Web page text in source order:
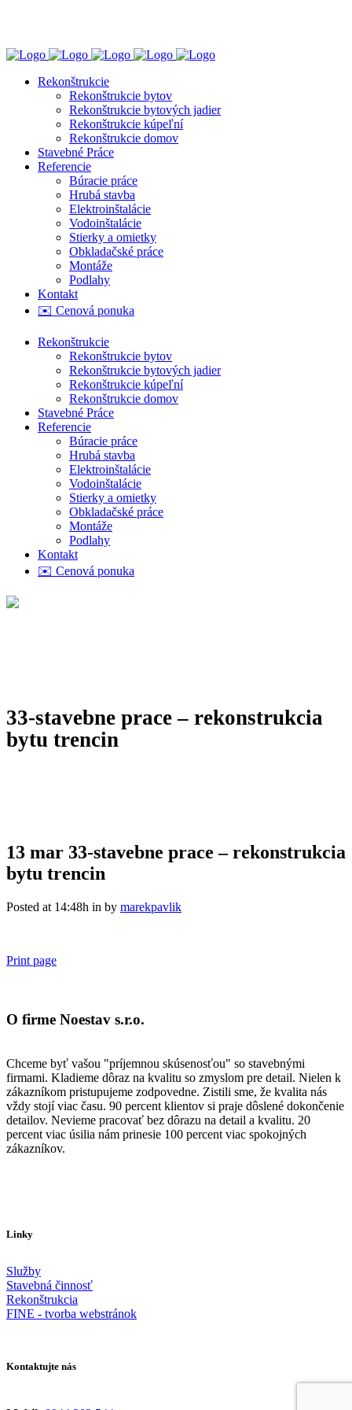
Rekonštrukcie
Rekonštrukcie bytov
Rekonštrukcie bytových jadier
Rekonštrukcie kúpeľní
Rekonštrukcie domov
Stavebné Práce
Referencie
Búracie práce
Hrubá stavba
Elektroinštalácie
Vodoinštalácie
Stierky a omietky
Obkladačské práce
Montáže
Podlahy
Kontakt
✉️ Cenová ponuka
Rekonštrukcie
Rekonštrukcie bytov
Rekonštrukcie bytových jadier
Rekonštrukcie kúpeľní
Rekonštrukcie domov
Stavebné Práce
Referencie
Búracie práce
Hrubá stavba
Elektroinštalácie
Vodoinštalácie
Stierky a omietky
Obkladačské práce
Montáže
Podlahy
Kontakt
✉️ Cenová ponuka
33-stavebne prace – rekonstrukcia
bytu trencin
13 mar 33-stavebne prace – rekonstrukcia
bytu trencin
Posted at 14:48h in by marekpavlik
Print page
O firme Noestav s.r.o.
Chceme byť vašou "príjemnou skúsenosťou" so stavebnými
firmami. Kladieme dôraz na kvalitu so zmyslom pre detail. Nielen k
zákazníkom pristupujeme zodpovedne. Zistili sme, že kvalita nás
vždy stojí viac času. 90 percent klientov si praje dôslené dokončenie
detailov. Nevieme pracovať bez dôrazu na detail a kvalitu. 20
percent viac úsilia nám prinesie 100 percent viac spokojných
zákazníkov.
Linky
Služby
Stavebná činnosť
Rekonštrukcia
FINE - tvorba webstránok
Kontaktujte nás